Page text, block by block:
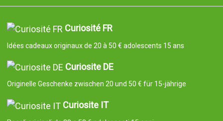
Curiosité FR
Idées cadeaux originaux de 20 à 50 € adolescents 15 ans
Curiosite DE
Originelle Geschenke zwischen 20 und 50 € für 15-jährige
Curiosite IT